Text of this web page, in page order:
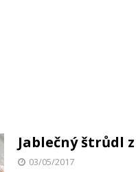
Jablečný štrůdl
03/05/2017